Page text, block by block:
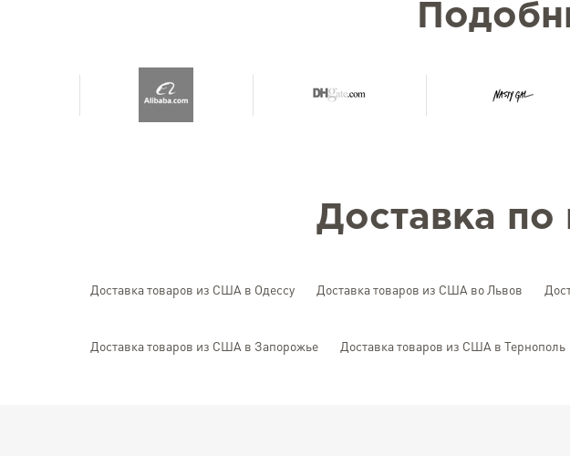
Доставка
Доставка товаров из США в Одессу Доставка товаров из США во Львов
Доставка товаров из США в Запорожье Доставка товаров из США в Тернополь